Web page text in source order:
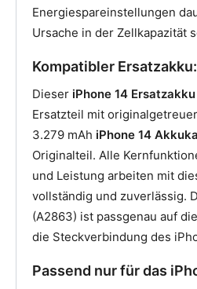
Energiespareinstellungen
Ursache in der Zellkapazität
Kompatibler Ersatzakku:
Dieser iPhone 14 Ersatzakku
Ersatzteil mit
3.279 mAh iPhone 14
Originalteil. Alle
und Leistung arbeiten mit
vollständig und zuverlässig.
(A2863) ist passgenau auf
die Steckverbindung des
Passend nur für das